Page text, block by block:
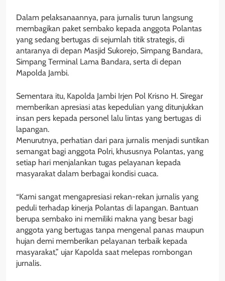
Dalam pelaksanaannya, para jurnalis turun langsung
membagikan paket sembako kepada anggota Polantas
yang sedang bertugas di sejumlah titik strategis, di
antaranya di depan Masjid Sukorejo, Simpang Bandara,
Simpang Terminal Lama Bandara, serta di depan
Mapolda Jambi.
Sementara itu, Kapolda Jambi Irjen Pol Krisno H. Siregar
memberikan apresiasi atas kepedulian yang ditunjukkan
insan pers kepada personel lalu lintas yang bertugas di
lapangan.
Menurutnya, perhatian dari para jurnalis menjadi suntikan
semangat bagi anggota Polri, khususnya Polantas, yang
setiap hari menjalankan tugas pelayanan kepada
masyarakat dalam berbagai kondisi cuaca.
“Kami sangat mengapresiasi rekan-rekan jurnalis yang
peduli terhadap kinerja Polantas di lapangan. Bantuan
berupa sembako ini memiliki makna yang besar bagi
anggota yang bertugas tanpa mengenal panas maupun
hujan demi memberikan pelayanan terbaik kepada
masyarakat,” ujar Kapolda saat melepas rombongan
jurnalis.